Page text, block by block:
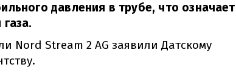
давления в трубе, что означает
Nord Stream 2 AG заявили Датскому